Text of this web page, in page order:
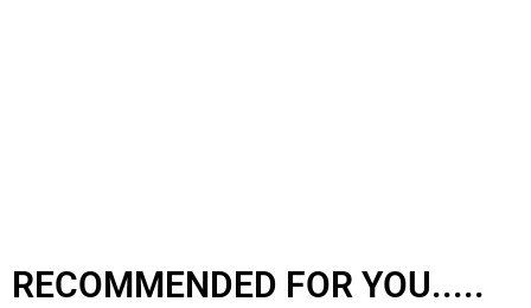
RECOMMENDED FOR YOU.....